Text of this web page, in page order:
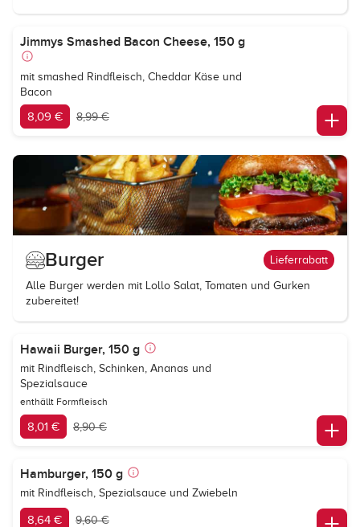
Jimmys Smashed Bacon Cheese, 150 g
mit smashed Rindfleisch, Cheddar Käse und
Bacon
8,09 € 8,99 €
Burger Lieferrabatt
Alle Burger werden mit Lollo Salat, Tomaten und Gurken
zubereitet!
Hawaii Burger, 150 g
mit Rindfleisch, Schinken, Ananas und
Spezialsauce
enthällt Formfleisch
8,01 € 8,90 €
Hamburger, 150 g
mit Rindfleisch, Spezialsauce und Zwiebeln
8,64 € 9,60 €